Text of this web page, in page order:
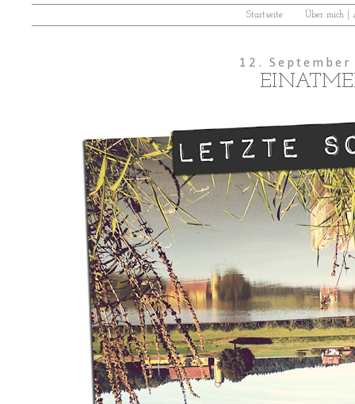
Startseite Über mich |
12. September